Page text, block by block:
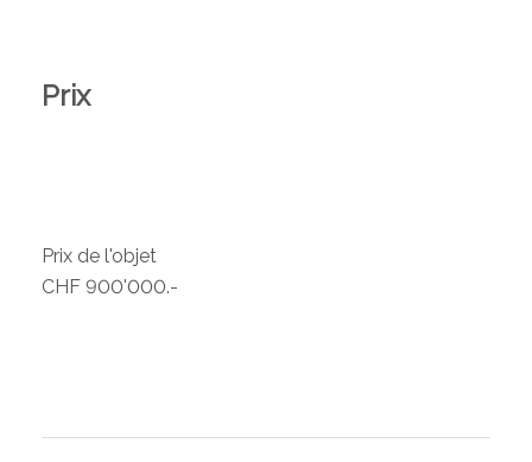
Prix
Prix de l'objet
CHF 900'000.-